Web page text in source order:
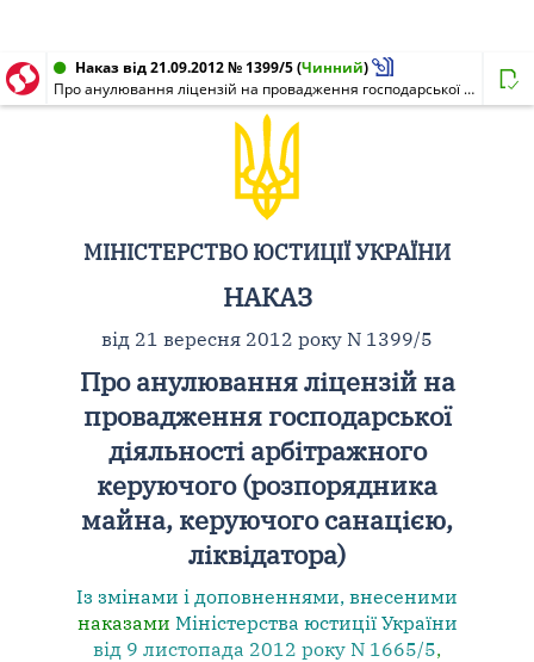
Наказ від 21.09.2012 № 1399/5(Чинний)
Про анулювання ліцензій на провадження господарської діяльності арбітражного керуючого (розпорядника майна, керуючого санацією, ліквідатора)
МІНІСТЕРСТВО ЮСТИЦІЇ УКРАЇНИ
НАКАЗ
від 21 вересня 2012 року N 1399/5
Про анулювання ліцензій на
провадження господарської
діяльності арбітражного
керуючого (розпорядника
майна, керуючого санацією,
ліквідатора)
Із змінами і доповненнями, внесеними
наказами Міністерства юстиції України
від 9 листопада 2012 року N 1665/5,